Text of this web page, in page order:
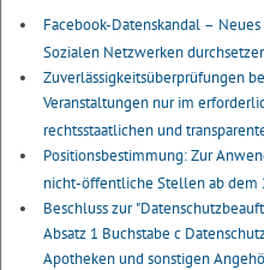
Facebook-Datenskandal –
Sozialen Netzwerken
Zuverlässigkeitsüberprüfungen
Veranstaltungen nur im
rechtsstaatlichen und
Positionsbestimmung: Zur
nicht-öffentliche Stellen ab dem
Beschluss zur
Absatz 1 Buchstabe c
Apotheken und sonstigen